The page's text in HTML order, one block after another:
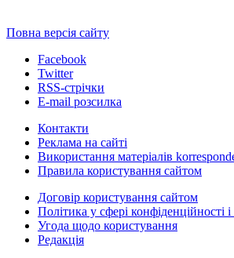
Повна версія сайту
Facebook
Twitter
RSS-стрічки
E-mail розсилка
Контакти
Реклама на сайті
Використання матеріалів
Правила користування сайтом
Договір користування сайтом
Політика у сфері конфіденційності
Угода щодо користування
Редакція